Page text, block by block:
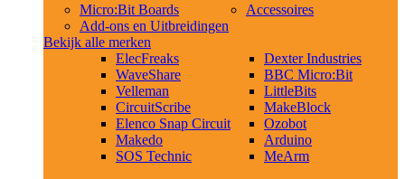
Micro:Bit Boards
Add-ons en Uitbreidingen
Accessoires
Bekijk alle merken
ElecFreaks
WaveShare
Velleman
CircuitScribe
Elenco Snap Circuit
Makedo
SOS Technic
Dexter Industries
BBC Micro:Bit
LittleBits
MakeBlock
Ozobot
Arduino
MeArm